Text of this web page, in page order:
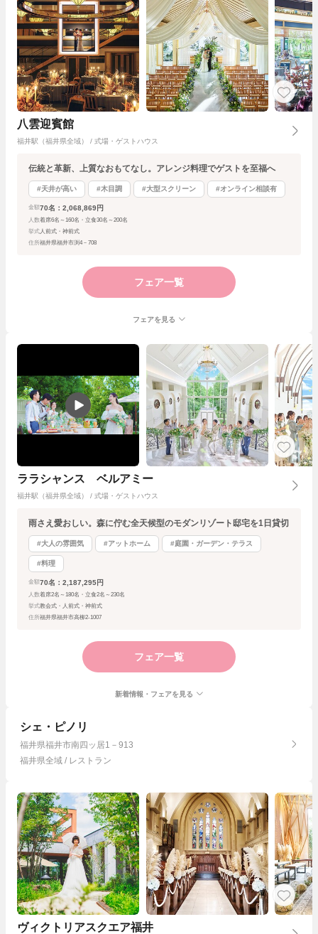
八雲迎賓館
福井駅（福井県全域） / 式場・ゲストハウス
伝統と革新、上質なおもてなし。アレンジ料理でゲストを至福へ
#天井が高い #木目調 #大型スクリーン #オンライン相談有
金額 70名：2,068,869円
人数着席6名～160名・立食30名～200名
挙式人前式・神前式
住所福井県福井市渕4－708
フェア一覧
フェアを見る
ララシャンス ベルアミー
福井駅（福井県全域） / 式場・ゲストハウス
雨さえ愛おしい。森に佇む全天候型のモダンリゾート邸宅を1日貸切
#大人の雰囲気 #アットホーム #庭園・ガーデン・テラス
#料理
金額 70名：2,187,295円
人数着席2名～180名・立食2名～230名
挙式教会式・人前式・神前式
住所福井県福井市高柳2-1007
フェア一覧
新着情報・フェアを見る
シェ・ピノリ
福井県福井市南四ッ居1－913
福井県全域 / レストラン
ヴィクトリアスクエア福井